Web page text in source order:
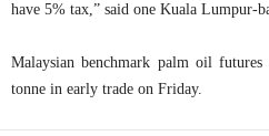
have 5% tax,” said one Kuala Lumpur-
Malaysian benchmark palm oil
tonne in early trade on Friday.